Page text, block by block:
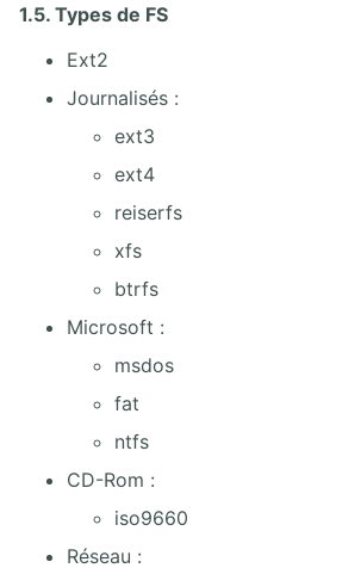
1.5. Types de FS
Ext2
Journalisés :
ext3
ext4
reiserfs
xfs
btrfs
Microsoft :
msdos
fat
ntfs
CD-Rom :
iso9660
Réseau :